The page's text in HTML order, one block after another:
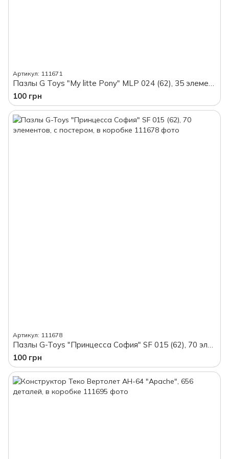
Артикул: 111671
Пазлы G Toys "My litte Pony" MLP 024 (62), 35 элементов, с постером, в коробке
100 грн
Артикул: 111678
Пазлы G-Toys "Принцесса София" SF 015 (62), 70 элементов, с постером, в коробке
100 грн